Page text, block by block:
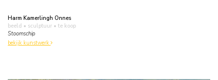
Harm Kamerlingh Onnes
beeld • sculptuur • te koop
Stoomschip
bekijk kunstwerk